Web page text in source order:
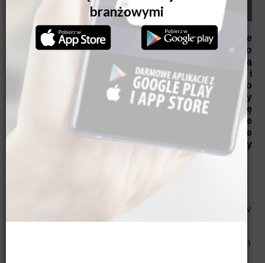
Gdyby nie detale, nie byłoby wielkich efektów
– te
słowa Williama Petera Blatty’ego, amerykańskiego
pisarza i scenarzysty, świetnie opisują współczesną
architekturę. Dziś to właśnie spójność materiałów i
form różnych elementów domu decyduje o jego
wyjątkowości. Ważną rolę odgrywają tutaj bramy
garażowe. Nowoczesne modele wyróżniają się
ciekawymi rozwiązaniami, takimi jak dekoracyjne
powierzchnie, przeszklenia czy praktyczne
oświetlenie, które nadają budynkom niepowtarzalny
dlatego jej wygląd i funkcjonalność mają ogromny wpływ
na odbiór całego budynku. Współczesne rozwiązania
trwałość z estetyką. Coraz częściej oczekujemy też bram